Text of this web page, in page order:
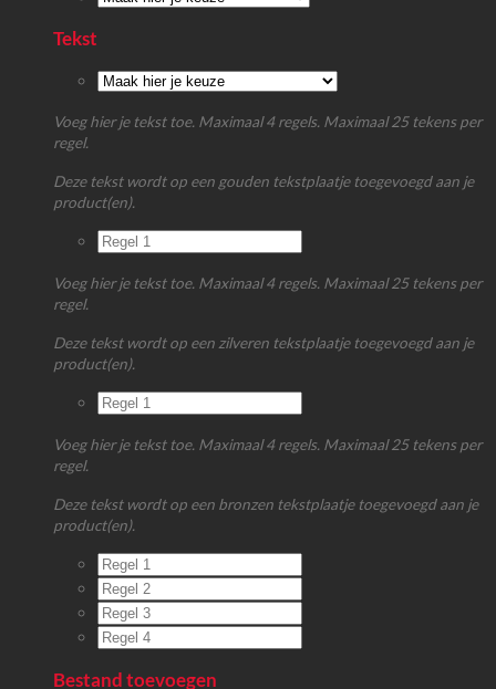
Tekst
Voeg hier je tekst toe. Maximaal 4 regels. Maximaal 25 tekens per
regel.
Deze tekst wordt op een gouden tekstplaatje toegevoegd aan je
product(en).
Voeg hier je tekst toe. Maximaal 4 regels. Maximaal 25 tekens per
regel.
Deze tekst wordt op een zilveren tekstplaatje toegevoegd aan je
product(en).
Voeg hier je tekst toe. Maximaal 4 regels. Maximaal 25 tekens per
regel.
Deze tekst wordt op een bronzen tekstplaatje toegevoegd aan je
product(en).
Bestand toevoegen